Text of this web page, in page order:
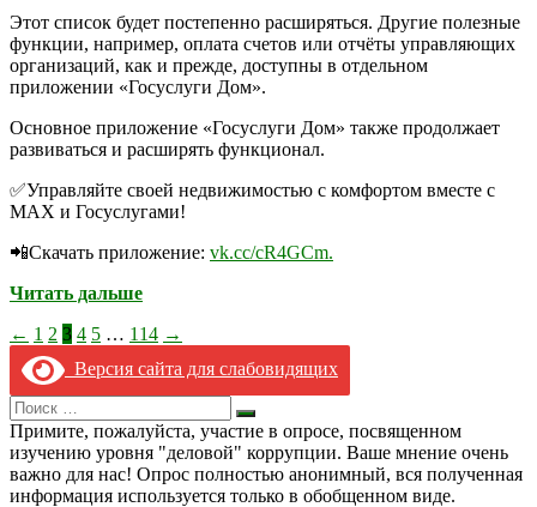
Этот список будет постепенно расширяться. Другие полезные
функции, например, оплата счетов или отчёты управляющих
организаций, как и прежде, доступны в отдельном
приложении «Госуслуги Дом».
Основное приложение «Госуслуги Дом» также продолжает
развиваться и расширять функционал.
✅Управляйте своей недвижимостью с комфортом вместе с
МАХ и Госуслугами!
📲Скачать приложение: vk.cc/cR4GCm.
Читать дальше
Пагинация
записей
← 1 2 3 4 5 … 114 →
Версия сайта для слабовидящих
Search
for:
Искать
Примите, пожалуйста, участие в опросе, посвященном
изучению уровня "деловой" коррупции. Ваше мнение очень
важно для нас! Опрос полностью анонимный, вся полученная
информация используется только в обобщенном виде.